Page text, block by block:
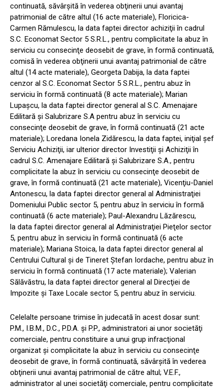
continuată, săvârşită în vederea obţinerii unui avantaj
patrimonial de către altul (16 acte materiale), Floricica-
Carmen Rămulescu, la data faptei director achiziţii în cadrul
S.C. Economat Sector 5 S.R.L., pentru complicitate la abuz în
serviciu cu consecinţe deosebit de grave, în formă continuată,
comisă în vederea obţinerii unui avantaj patrimonial de către
altul (14 acte materiale), Georgeta Dabija, la data faptei
cenzor al S.C. Economat Sector 5 S.R.L., pentru abuz în
serviciu în formă continuată (8 acte materiale); Marian
Lupaşcu, la data faptei director general al S.C. Amenajare
Edilitară şi Salubrizare S.A pentru abuz în serviciu cu
consecinţe deosebit de grave, în formă continuată (21 acte
materiale); Loredana Ionela Zidărescu, la data faptei, iniţial şef
Serviciu Achiziţii, iar ulterior director Investiţii şi Achiziţii în
cadrul S.C. Amenajare Edilitară şi Salubrizare S.A., pentru
complicitate la abuz în serviciu cu consecinţe deosebit de
grave, în formă continuată (21 acte materiale), Vicenţiu-Daniel
Antonescu, la data faptei director general al Administraţiei
Domeniului Public sector 5, pentru abuz în serviciu în formă
continuată (6 acte materiale); Paul-Alexandru Lăzărescu,
la data faptei director general al Administraţiei Pieţelor sector
5, pentru abuz în serviciu în formă continuată (6 acte
materiale); Mariana Stoica, la data faptei director general al
Centrului Cultural şi de Tineret Ştefan Iordache, pentru abuz în
serviciu în formă continuată (17 acte materiale); Valerian
Sălăvăstru, la data faptei director general al Direcţiei de
Impozite şi Taxe Locale sector 5, pentru abuz în serviciu.
Celelalte persoane trimise în judecată în acest dosar sunt:
P.M., I.B.M., D.C., P.D.A. şi P.P., administratori ai unor societăţi
comerciale, pentru constituire a unui grup infracţional
organizat şi complicitate la abuz în serviciu cu consecinţe
deosebit de grave, în formă continuată, săvârşită în vederea
obţinerii unui avantaj patrimonial de către altul; V.E.F.,
administrator al unei societăţi comerciale, pentru complicitate